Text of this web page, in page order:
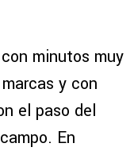
minutos muy
y con
el paso del
En